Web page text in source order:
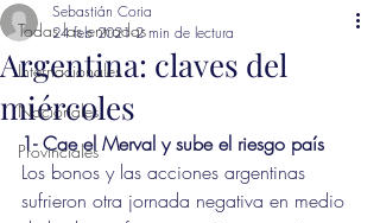
Todas las entradas
Internacionales
Nacionales
Provinciales
Argentina: claves del
miércoles
Sebastián Coria
24 feb 2021 2 min de lectura
1- Cae el Merval y sube el riesgo país
Los bonos y las acciones argentinas
sufrieron otra jornada negativa en medio